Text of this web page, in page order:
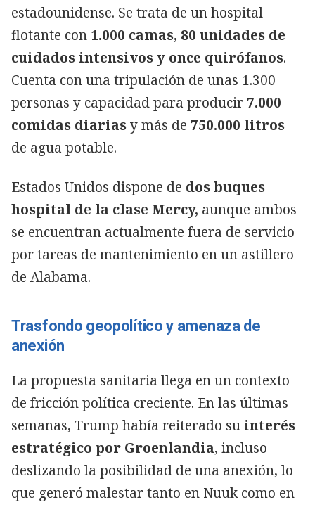
estadounidense. Se trata de un hospital
flotante con 1.000 camas, 80 unidades de
cuidados intensivos y once quirófanos.
Cuenta con una tripulación de unas 1.300
personas y capacidad para producir 7.000
comidas diariasy más de 750.000 litros
de agua potable.
Estados Unidos dispone de dos buques
hospital de la clase Mercy, aunque ambos
se encuentran actualmente fuera de servicio
por tareas de mantenimiento en un astillero
de Alabama.
Trasfondo geopolítico y amenaza de
anexión
La propuesta sanitaria llega en un contexto
de fricción política creciente. En las últimas
semanas, Trump había reiterado su interés
estratégico por Groenlandia, incluso
deslizando la posibilidad de una anexión, lo
que generó malestar tanto en Nuuk como en